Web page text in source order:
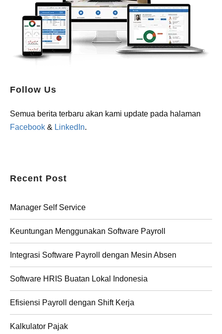
Follow Us
Semua berita terbaru akan kami update pada halaman
Facebook & LinkedIn.
Recent Post
Manager Self Service
Keuntungan Menggunakan Software Payroll
Integrasi Software Payroll dengan Mesin Absen
Software HRIS Buatan Lokal Indonesia
Efisiensi Payroll dengan Shift Kerja
Kalkulator Pajak